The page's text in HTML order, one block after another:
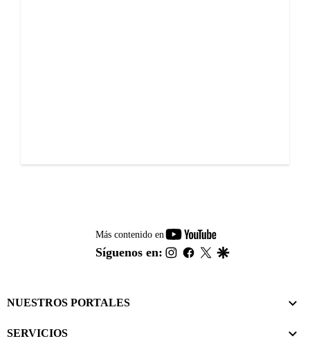
Más contenido en
youtube-
footer
Síguenos en: instagram
facebook
twitter
NUESTROS PORTALES
SERVICIOS